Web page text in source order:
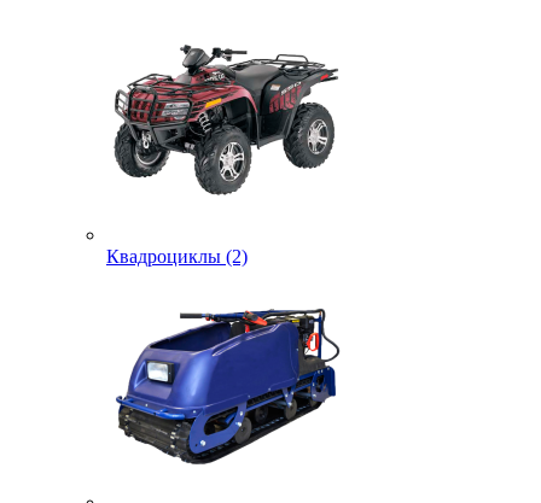
Квадроциклы (2)